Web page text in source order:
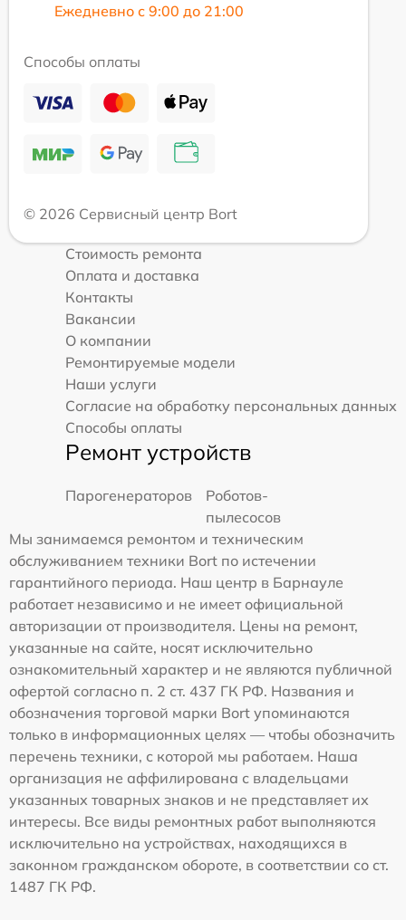
Ежедневно с 9:00 до 21:00
Способы оплаты
© 2026 Сервисный центр Bort
Стоимость ремонта
Оплата и доставка
Контакты
Вакансии
О компании
Ремонтируемые модели
Наши услуги
Согласие на обработку персональных данных
Способы оплаты
Ремонт устройств
Парогенераторов
Роботов-
пылесосов
Мы занимаемся ремонтом и техническим
обслуживанием техники Bort по истечении
гарантийного периода. Наш центр в Барнауле
работает независимо и не имеет официальной
авторизации от производителя. Цены на ремонт,
указанные на сайте, носят исключительно
ознакомительный характер и не являются публичной
офертой согласно п. 2 ст. 437 ГК РФ. Названия и
обозначения торговой марки Bort упоминаются
только в информационных целях — чтобы обозначить
перечень техники, с которой мы работаем. Наша
организация не аффилирована с владельцами
указанных товарных знаков и не представляет их
интересы. Все виды ремонтных работ выполняются
исключительно на устройствах, находящихся в
законном гражданском обороте, в соответствии со ст.
1487 ГК РФ.